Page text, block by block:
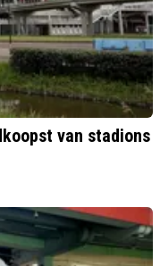
van stadions